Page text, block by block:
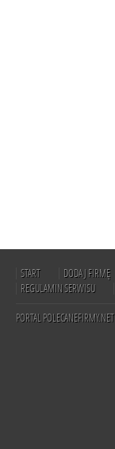
START DODAJ FIRMĘ
REGULAMIN SERWISU
PORTAL POLECANEFIRMY.NET